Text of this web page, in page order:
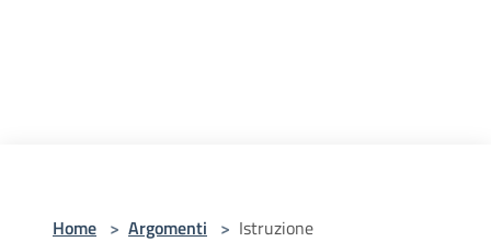
Home > Argomenti > Istruzione